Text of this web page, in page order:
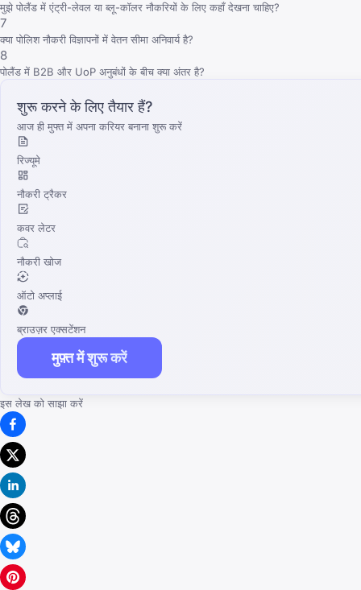
मुझे पोलैंड में एंट्री-लेवल या ब्लू-कॉलर नौकरियों के लिए कहाँ देखना चाहिए?
7
क्या पोलिश नौकरी विज्ञापनों में वेतन सीमा अनिवार्य है?
8
पोलैंड में B2B और UoP अनुबंधों के बीच क्या अंतर है?
शुरू करने के लिए तैयार हैं?
आज ही मुफ्त में अपना करियर बनाना शुरू करें
रिज्यूमे
नौकरी ट्रैकर
कवर लेटर
नौकरी खोज
ऑटो अप्लाई
ब्राउज़र एक्सटेंशन
मुफ़्त में शुरू करें
इस लेख को साझा करें